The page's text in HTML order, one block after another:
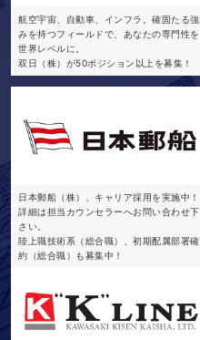
航空宇宙、自動車、インフラ。確固たる強
みを持つフィールドで、あなたの専門性を
世界レベルに。
双日（株）が50ポジション以上を募集！
日本郵船（株）、キャリア採用を実施中！
詳細は担当カウンセラーへお問い合わせ下
さい。
陸上職技術系（総合職）、初期配属部署確
約（総合職）も募集中！